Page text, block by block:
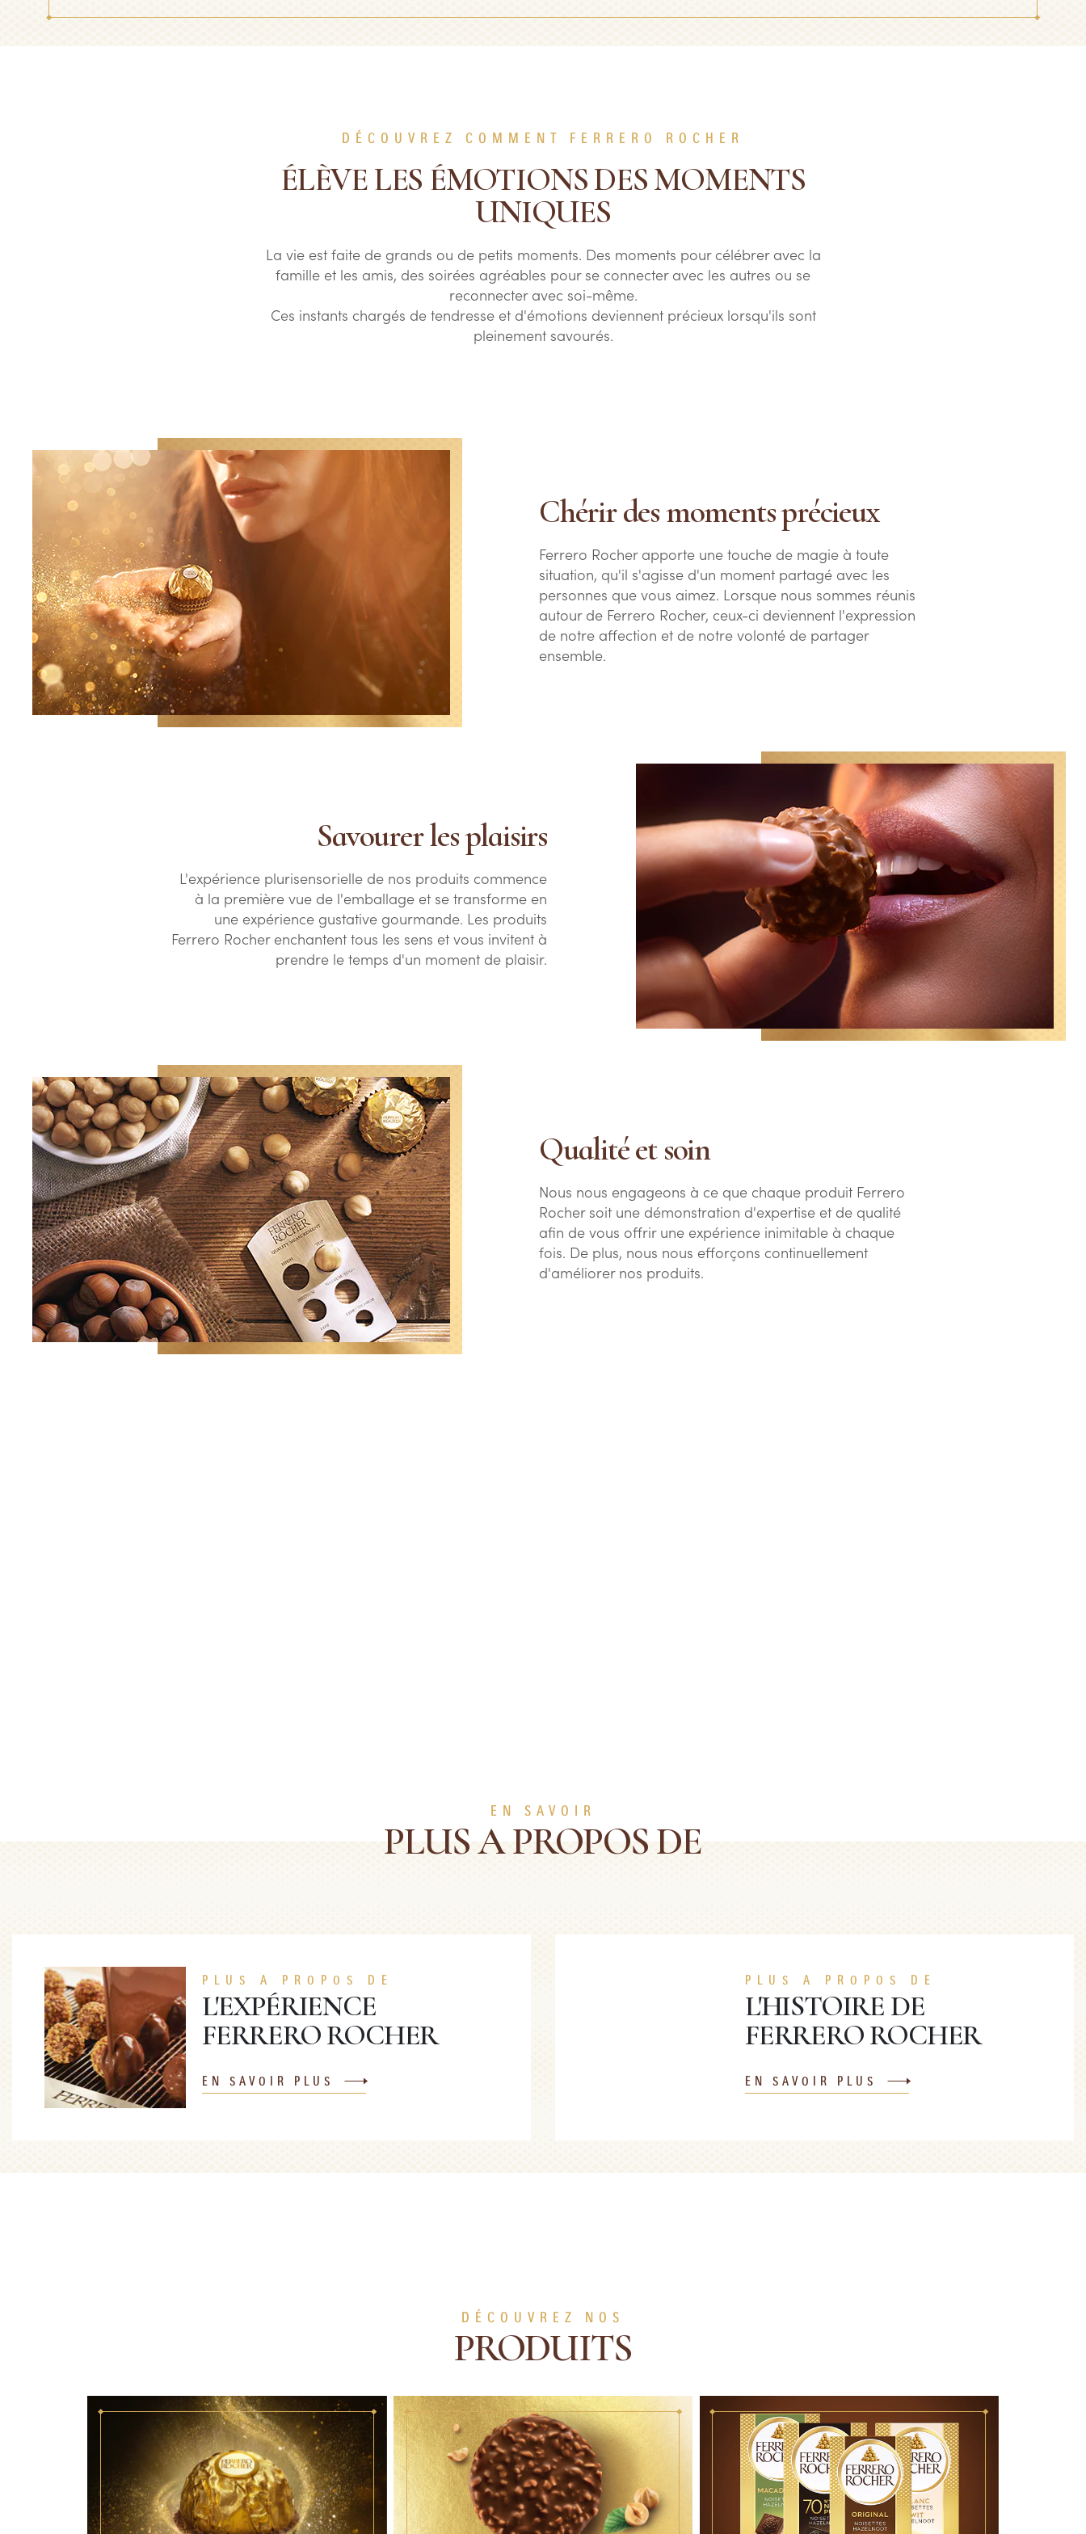
DÉCOUVREZ COMMENT FERRERO ROCHER
ÉLÈVE LES ÉMOTIONS DES MOMENTS
UNIQUES
La vie est faite de grands ou de petits moments. Des moments pour célébrer avec la
famille et les amis, des soirées agréables pour se connecter avec les autres ou se
reconnecter avec soi-même.
Ces instants chargés de tendresse et d'émotions deviennent précieux lorsqu'ils sont
pleinement savourés.
Chérir des moments précieux
Ferrero Rocher apporte une touche de magie à toute
situation, qu'il s'agisse d'un moment partagé avec les
personnes que vous aimez. Lorsque nous sommes réunis
autour de Ferrero Rocher, ceux-ci deviennent l'expression
de notre affection et de notre volonté de partager
ensemble.
Savourer les plaisirs
L'expérience plurisensorielle de nos produits commence
à la première vue de l'emballage et se transforme en
une expérience gustative gourmande. Les produits
Ferrero Rocher enchantent tous les sens et vous invitent à
prendre le temps d'un moment de plaisir.
Qualité et soin
Nous nous engageons à ce que chaque produit Ferrero
Rocher soit une démonstration d'expertise et de qualité
afin de vous offrir une expérience inimitable à chaque
fois. De plus, nous nous efforçons continuellement
d'améliorer nos produits.
EN SAVOIR
PLUS A PROPOS DE
PLUS A PROPOS DE
L'EXPÉRIENCE
FERRERO ROCHER
EN SAVOIR PLUS
PLUS A PROPOS DE
L'HISTOIRE DE
FERRERO ROCHER
EN SAVOIR PLUS
DÉCOUVREZ NOS
PRODUITS